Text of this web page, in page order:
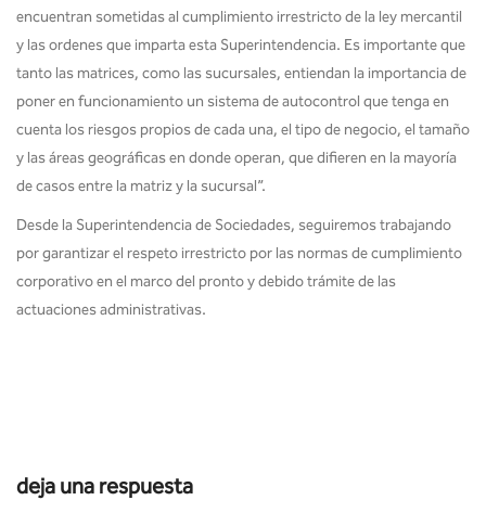
encuentran sometidas al cumplimiento irrestricto de la ley mercantil
y las ordenes que imparta esta Superintendencia. Es importante que
tanto las matrices, como las sucursales, entiendan la importancia de
poner en funcionamiento un sistema de autocontrol que tenga en
cuenta los riesgos propios de cada una, el tipo de negocio, el tamaño
y las áreas geográficas en donde operan, que difieren en la mayoría
de casos entre la matriz y la sucursal”.
Desde la Superintendencia de Sociedades, seguiremos trabajando
por garantizar el respeto irrestricto por las normas de cumplimiento
corporativo en el marco del pronto y debido trámite de las
actuaciones administrativas.
deja una respuesta